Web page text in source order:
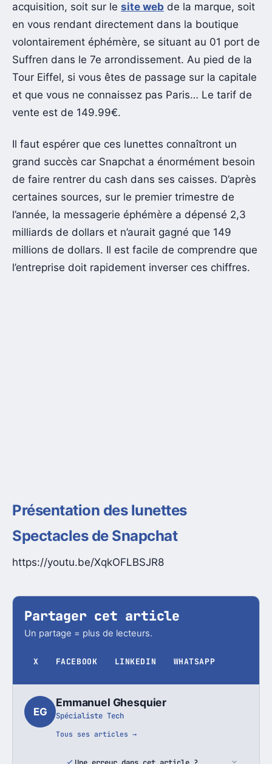
acquisition, soit sur le site web de la marque, soit
en vous rendant directement dans la boutique
volontairement éphémère, se situant au 01 port de
Suffren dans le 7e arrondissement. Au pied de la
Tour Eiffel, si vous êtes de passage sur la capitale
et que vous ne connaissez pas Paris… Le tarif de
vente est de 149.99€.
Il faut espérer que ces lunettes connaîtront un
grand succès car Snapchat a énormément besoin
de faire rentrer du cash dans ses caisses. D’après
certaines sources, sur le premier trimestre de
l’année, la messagerie éphémère a dépensé 2,3
milliards de dollars et n’aurait gagné que 149
millions de dollars. Il est facile de comprendre que
l’entreprise doit rapidement inverser ces chiffres.
Présentation des lunettes
Spectacles de Snapchat
https://youtu.be/XqkOFLBSJR8
Partager cet article
Un partage = plus de lecteurs.
X FACEBOOK LINKEDIN WHATSAPP
EG
Emmanuel Ghesquier
Spécialiste Tech
Tous ses articles →